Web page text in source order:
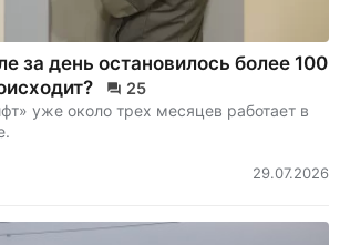
за день остановилось более 100
25
уже около трех месяцев работает в
29.07.2026